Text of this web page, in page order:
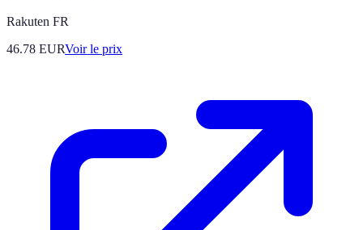
Rakuten FR
46.78 EURVoir le prix